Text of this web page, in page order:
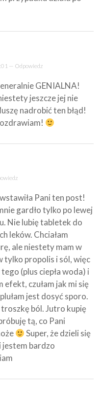
— Odpowiedz
GENIALNA!
jeszcze jej nie
nadrobić ten błąd!
Pani ten post!
gardło tylko po lewej
Nie lubię tabletek do
leków. Chciałam
ale niestety mam w
tylko propolis i sól, więc
(plus ciepła woda) i
efekt, czułam jak mi się
jest dosyć sporo.
ból. Jutro kupię
tą, co Pani
Super, że dzieli się
jestem bardzo